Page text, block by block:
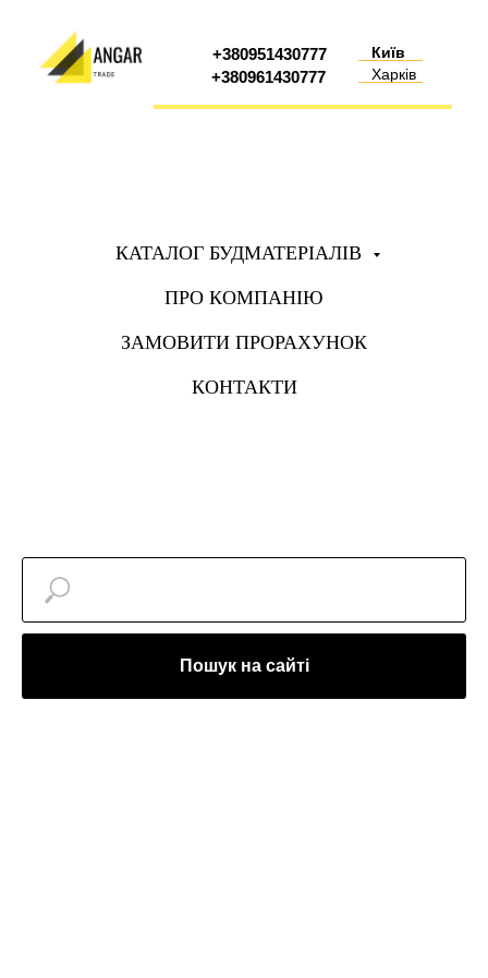
+380961430777
+380951430777
Київ
Харків
КАТАЛОГ БУДМАТЕРІАЛІВ
ПРО КОМПАНІЮ
ЗАМОВИТИ ПРОРАХУНОК
КОНТАКТИ
Пошук на сайті